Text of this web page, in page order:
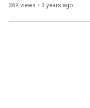
36K views • 3 years ago